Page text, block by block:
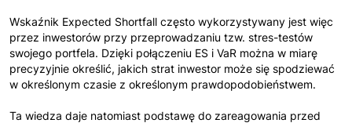
Wskaźnik Expected Shortfall często wykorzystywany jest więc
przez inwestorów przy przeprowadzaniu tzw. stres-testów
swojego portfela. Dzięki połączeniu ES i VaR można w miarę
precyzyjnie określić, jakich strat inwestor może się spodziewać
w określonym czasie z określonym prawdopodobieństwem.
Ta wiedza daje natomiast podstawę do zareagowania przed